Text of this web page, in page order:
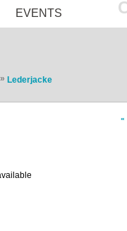
EVENTS
» Lederjacke
«